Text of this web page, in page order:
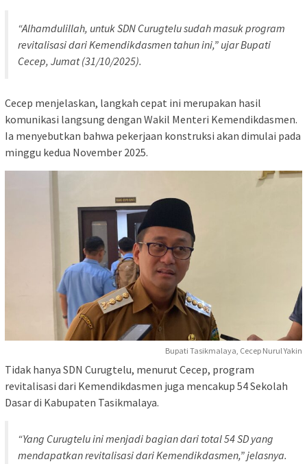
“Alhamdulillah, untuk SDN Curugtelu sudah masuk program
revitalisasi dari Kemendikdasmen tahun ini,” ujar Bupati
Cecep, Jumat (31/10/2025).
Cecep menjelaskan, langkah cepat ini merupakan hasil
komunikasi langsung dengan Wakil Menteri Kemendikdasmen.
Ia menyebutkan bahwa pekerjaan konstruksi akan dimulai pada
minggu kedua November 2025.
Bupati Tasikmalaya, Cecep Nurul Yakin
Tidak hanya SDN Curugtelu, menurut Cecep, program
revitalisasi dari Kemendikdasmen juga mencakup 54 Sekolah
Dasar di Kabupaten Tasikmalaya.
“Yang Curugtelu ini menjadi bagian dari total 54 SD yang
mendapatkan revitalisasi dari Kemendikdasmen,” jelasnya.